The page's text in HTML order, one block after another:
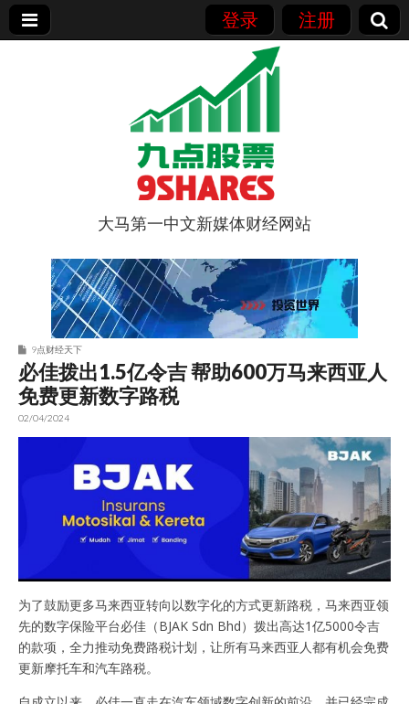
登录 注册
9点股票
大马第一中文新媒体财经网站
9点财经天下
必佳拨出1.5亿令吉 帮助600万马来西亚人
免费更新数字路税
02/04/2024
为了鼓励更多马来西亚转向以数字化的方式更新路税，马来西亚领
先的数字保险平台必佳（BJAK Sdn Bhd）拨出高达1亿5000令吉
的款项，全力推动免费路税计划，让所有马来西亚人都有机会免费
更新摩托车和汽车路税。